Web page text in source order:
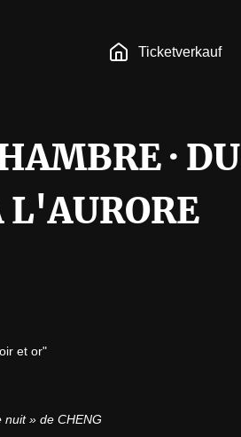
Ticketverkauf
· DU
L'AURORE
et or"
» de CHENG